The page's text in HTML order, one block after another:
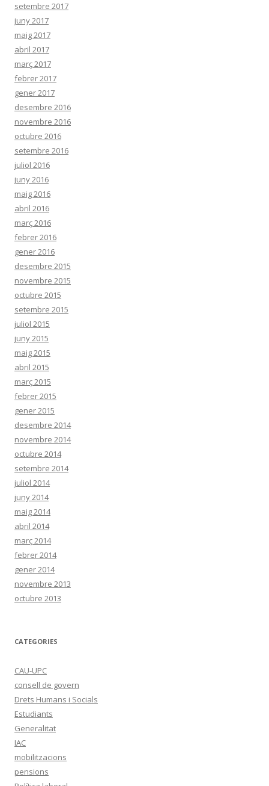
setembre 2017
juny 2017
maig 2017
abril 2017
març 2017
febrer 2017
gener 2017
desembre 2016
novembre 2016
octubre 2016
setembre 2016
juliol 2016
juny 2016
maig 2016
abril 2016
març 2016
febrer 2016
gener 2016
desembre 2015
novembre 2015
octubre 2015
setembre 2015
juliol 2015
juny 2015
maig 2015
abril 2015
març 2015
febrer 2015
gener 2015
desembre 2014
novembre 2014
octubre 2014
setembre 2014
juliol 2014
juny 2014
maig 2014
abril 2014
març 2014
febrer 2014
gener 2014
novembre 2013
octubre 2013
CATEGORIES
CAU-UPC
consell de govern
Drets Humans i Socials
Estudiants
Generalitat
IAC
mobilitzacions
pensions